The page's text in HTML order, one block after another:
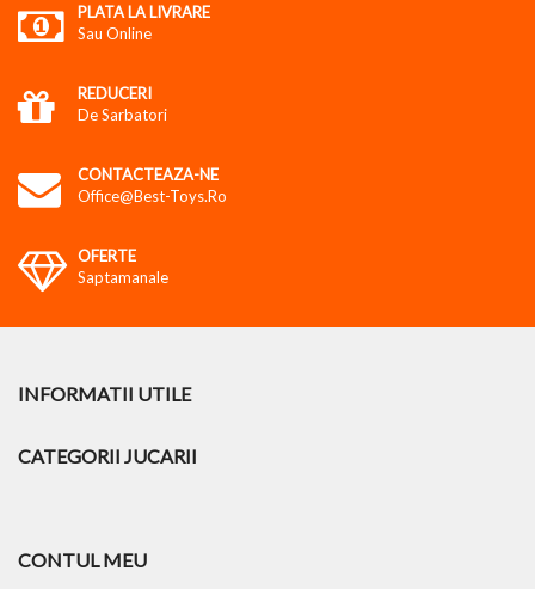
PLATA LA LIVRARE
Sau Online
REDUCERI
De Sarbatori
CONTACTEAZA-NE
Office@best-Toys.ro
OFERTE
Saptamanale
INFORMATII UTILE
CATEGORII JUCARII
CONTUL MEU